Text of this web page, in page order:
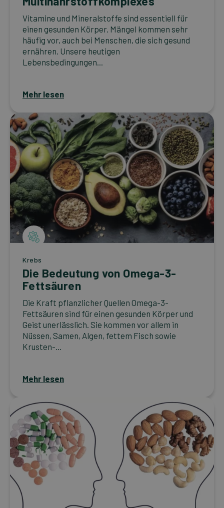
Vitamine und Mineralstoffe sind essentiell für
einen gesunden Körper. Mängel kommen sehr
häufig vor, auch bei Menschen, die sich gesund
ernähren. Unsere heutigen
Lebensbedingungen...
Mehr lesen
Krebs
Die Bedeutung von Omega-3-
Fettsäuren
Die Kraft pflanzlicher Quellen Omega-3-
Fettsäuren sind für einen gesunden Körper und
Geist unerlässlich. Sie kommen vor allem in
Nüssen, Samen, Algen, fettem Fisch sowie
Krusten-...
Mehr lesen